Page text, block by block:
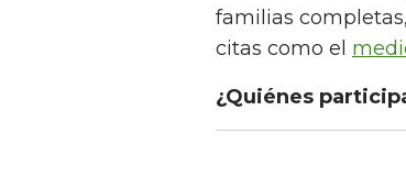
familias
citas como el
¿Quiénes